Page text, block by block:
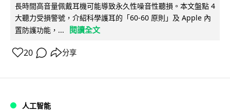
長時間高音量佩戴耳機可能導致永久性噪音性聽損。本文盤點 4
大聽力受損警號，介紹科學護耳的「60-60 原則」及 Apple 內
置防護功能，...
閱讀全文
20 分享
人工智能